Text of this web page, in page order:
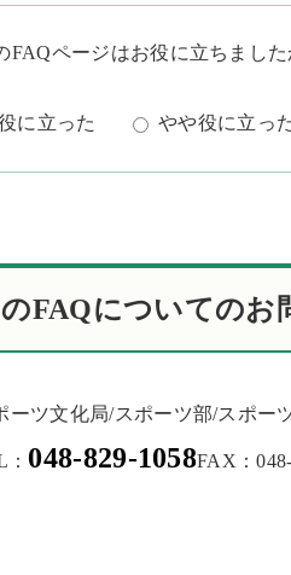
FAQページはお役に立ちまし
に立った やや役に立っ
FAQについてのお
ーツ文化局/スポーツ部/スポ
048-829-1058FAX：